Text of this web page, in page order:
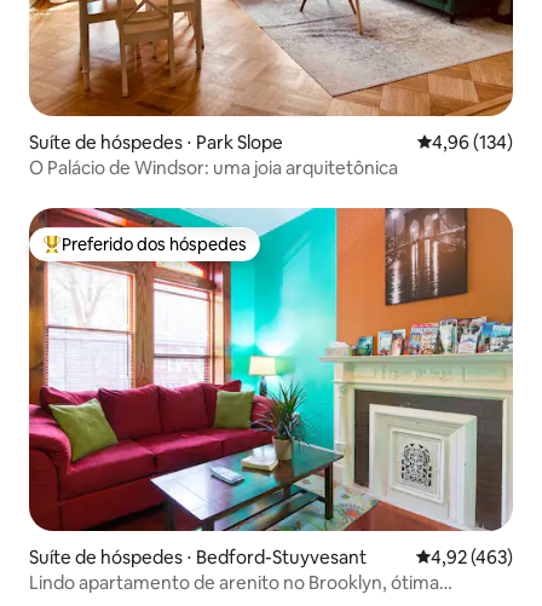
Suíte de hóspedes ⋅ Park Slope 4,96 de uma
4,96 (134)
O Palácio de Windsor: uma joia arquitetônica
Entre os melhores preferidos dos hóspedes
Preferido dos hóspedes
Suíte de hóspedes ⋅ Bedford-Stuyvesant 4,92 de uma
4,92 (463)
Lindo apartamento de arenito no Brooklyn, ótima